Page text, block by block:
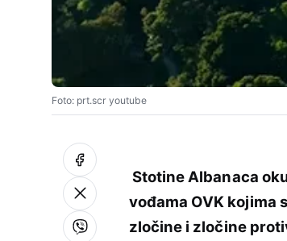
Foto: prt.scr youtube
Stotine Albanaca
vođama OVK kojima
zločine i zločine